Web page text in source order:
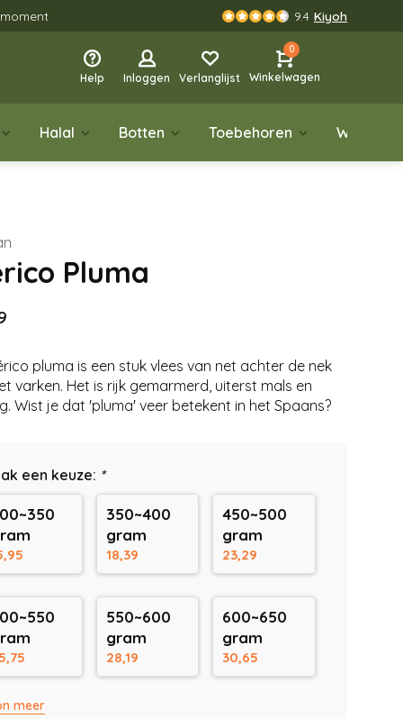
9.4 Kiyoh
Help Inloggen Verlanglijst
0
Winkelwagen
Halal Botten Toebehoren Wild
Pluma
pluma is een stuk vlees van net achter de nek
varken. Het is rijk gemarmerd, uiterst mals en
Wist je dat 'pluma' veer betekent in het Spaans?
een keuze: *
350~400
gram
18,39
450~500
gram
23,29
550~600
gram
28,19
600~650
gram
30,65
meer